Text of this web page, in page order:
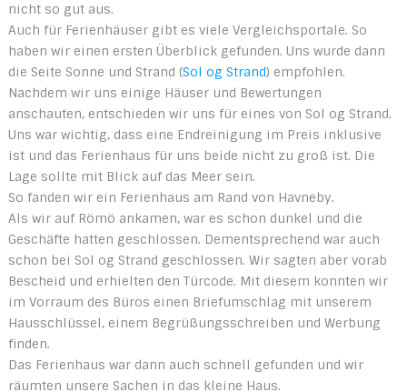
nicht so gut aus.
Auch für Ferienhäuser gibt es viele Vergleichsportale. So
haben wir einen ersten Überblick gefunden. Uns wurde dann
die Seite Sonne und Strand (Sol og Strand) empfohlen.
Nachdem wir uns einige Häuser und Bewertungen
anschauten, entschieden wir uns für eines von Sol og Strand.
Uns war wichtig, dass eine Endreinigung im Preis inklusive
ist und das Ferienhaus für uns beide nicht zu groß ist. Die
Lage sollte mit Blick auf das Meer sein.
So fanden wir ein Ferienhaus am Rand von Havneby.
Als wir auf Römö ankamen, war es schon dunkel und die
Geschäfte hatten geschlossen. Dementsprechend war auch
schon bei Sol og Strand geschlossen. Wir sagten aber vorab
Bescheid und erhielten den Türcode. Mit diesem konnten wir
im Vorraum des Büros einen Briefumschlag mit unserem
Hausschlüssel, einem Begrüßungsschreiben und Werbung
finden.
Das Ferienhaus war dann auch schnell gefunden und wir
räumten unsere Sachen in das kleine Haus.